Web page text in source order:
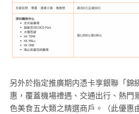
另外於指定推廣期内憑卡享銀聯「錦
惠，覆蓋機場禮遇、交通出行、熱門
色美食五大類之精選商戶。（此優惠